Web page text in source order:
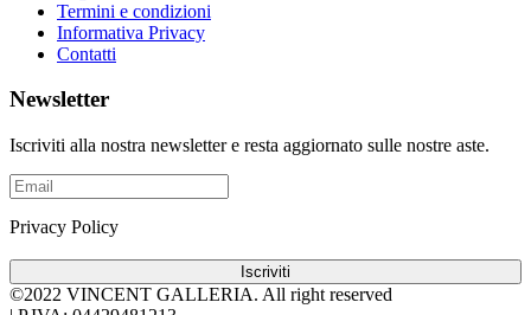
Termini e condizioni
Informativa Privacy
Contatti
Newsletter
Iscriviti alla nostra newsletter e resta aggiornato sulle nostre aste.
Privacy Policy
Iscriviti
©2022 VINCENT GALLERIA. All right reserved